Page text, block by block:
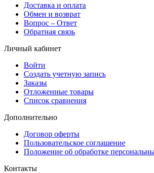
Доставка и оплата
Обмен и возврат
Вопрос – Ответ
Обратная связь
Личный кабинет
Войти
Создать учетную запись
Заказы
Отложенные товары
Список сравнения
Дополнительно
Договор оферты
Пользовательское соглашение
Положение об обработке
Контакты